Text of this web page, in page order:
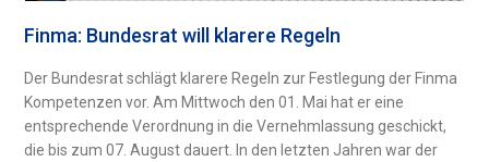
Finma: Bundesrat will klarere Regeln
Der Bundesrat schlägt klarere Regeln zur Festlegung der Finma
Kompetenzen vor. Am Mittwoch den 01. Mai hat er eine
entsprechende Verordnung in die Vernehmlassung geschickt,
die bis zum 07. August dauert. In den letzten Jahren war der